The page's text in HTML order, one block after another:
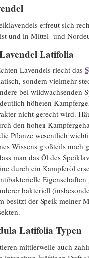
erfreut sich
und in Mittel- und
Latifolia
Lavendels riecht das
sondern vielmehr
bei wildwachsenden
höheren
nicht gerecht wird.
den hohen
Pflanze wesentlich
Wissens großteils
man das Öl des
durch ein Kampferöl
bakteriell
besitzt der Speik meiner
Latifolia Typen
mittlerweile auch